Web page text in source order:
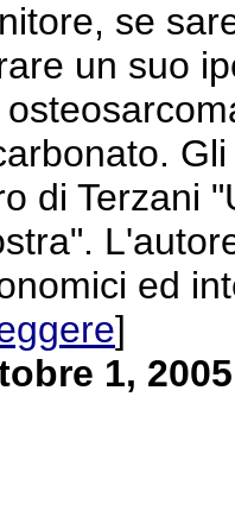
se
un suo
di Terzani
ed
]
1, 2005